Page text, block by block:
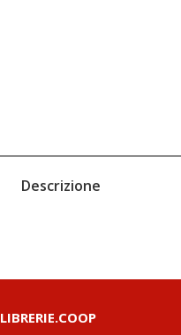
Descrizione
LIBRERIE.COOP